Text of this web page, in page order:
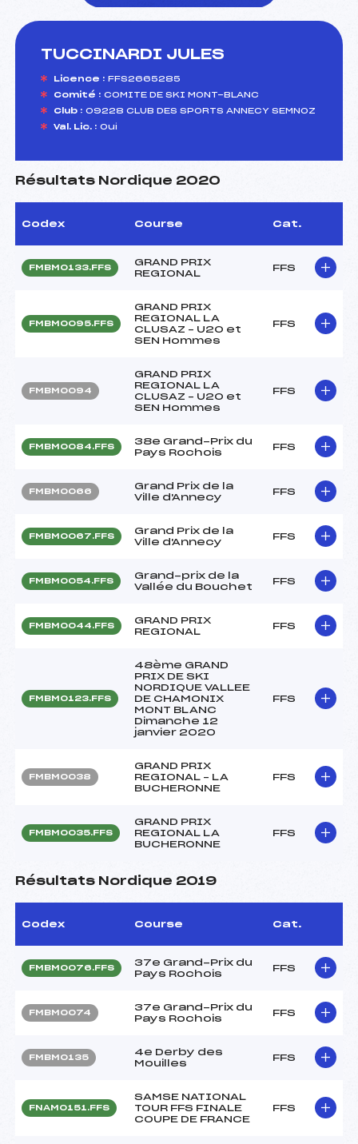
TUCCINARDI JULES
Licence : FFS2665285
Comité : COMITE DE SKI MONT-BLANC
Club : 09228 CLUB DES SPORTS ANNECY SEMNOZ
Val. Lic. : Oui
Résultats Nordique 2020
Codex Course Cat.
FMBM0133.FFS
GRAND PRIX
REGIONAL
FFS
FMBM0095.FFS
GRAND PRIX
REGIONAL LA
CLUSAZ – U20 et
SEN Hommes
FFS
FMBM0094
GRAND PRIX
REGIONAL LA
CLUSAZ – U20 et
SEN Hommes
FFS
FMBM0084.FFS
38e Grand-Prix du
Pays Rochois
FFS
FMBM0066
Grand Prix de la
Ville d'Annecy
FFS
FMBM0067.FFS
Grand Prix de la
Ville d'Annecy
FFS
FMBM0054.FFS
Grand-prix de la
Vallée du Bouchet
FFS
FMBM0044.FFS
GRAND PRIX
REGIONAL
FFS
FMBM0123.FFS
48ème GRAND
PRIX DE SKI
NORDIQUE VALLEE
DE CHAMONIX
MONT BLANC
Dimanche 12
janvier 2020
FFS
FMBM0038
GRAND PRIX
REGIONAL – LA
BUCHERONNE
FFS
FMBM0035.FFS
GRAND PRIX
REGIONAL LA
BUCHERONNE
FFS
Résultats Nordique 2019
Codex Course Cat.
FMBM0076.FFS
37e Grand-Prix du
Pays Rochois
FFS
FMBM0074
37e Grand-Prix du
Pays Rochois
FFS
FMBM0135
4e Derby des
Mouilles
FFS
FNAM0151.FFS
SAMSE NATIONAL
TOUR FFS FINALE
COUPE DE FRANCE
FFS